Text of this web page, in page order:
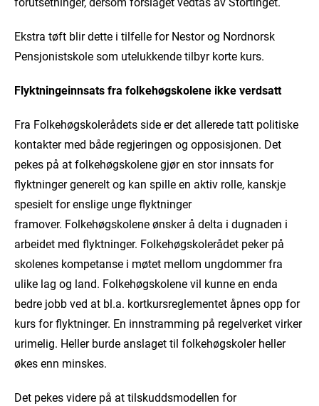
Ekstra tøft blir dette i tilfelle for Nestor og Nordnorsk
Pensjonistskole som utelukkende tilbyr korte kurs.
Flyktningeinnsats fra folkehøgskolene ikke verdsatt
Fra Folkehøgskolerådets side er det allerede tatt politiske
kontakter med både regjeringen og opposisjonen. Det
pekes på at folkehøgskolene gjør en stor innsats for
flyktninger generelt og kan spille en aktiv rolle, kanskje
spesielt for enslige unge flyktninger
framover. Folkehøgskolene ønsker å delta i dugnaden i
arbeidet med flyktninger. Folkehøgskolerådet peker på
skolenes kompetanse i møtet mellom ungdommer fra
ulike lag og land. Folkehøgskolene vil kunne en enda
bedre jobb ved at bl.a. kortkursreglementet åpnes opp for
kurs for flyktninger. En innstramming på regelverket virker
urimelig. Heller burde anslaget til folkehøgskoler heller
økes enn minskes.
Det pekes videre på at tilskuddsmodellen for